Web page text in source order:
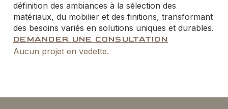
définition des ambiances à la sélection des
matériaux, du mobilier et des finitions, transformant
des besoins variés en solutions uniques et durables.
DEMANDER UNE CONSULTATION
Aucun projet en vedette.